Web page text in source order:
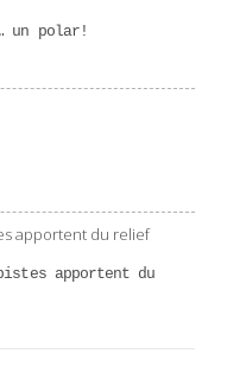
un polar!
apportent du